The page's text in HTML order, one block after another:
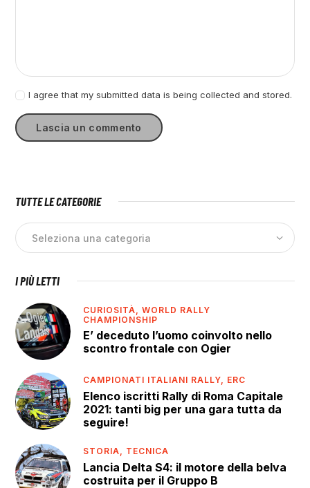
I agree that my submitted data is being collected and stored.
TUTTE LE CATEGORIE
I PIÙ LETTI
CURIOSITÀ,WORLD RALLY
CHAMPIONSHIP
E’ deceduto l’uomo coinvolto nello
scontro frontale con Ogier
CAMPIONATI ITALIANI RALLY, ERC
Elenco iscritti Rally di Roma Capitale
2021: tanti big per una gara tutta da
seguire!
STORIA, TECNICA
Lancia Delta S4: il motore della belva
costruita per il Gruppo B